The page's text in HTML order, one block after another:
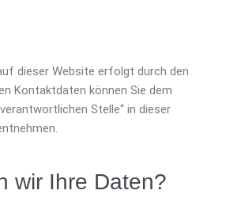
dieser Website erfolgt durch den
Kontaktdaten können Sie dem
Stelle“ in dieser
wir Ihre Daten?